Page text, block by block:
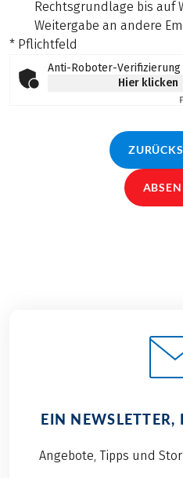
Rechtsgrundlage bis auf
Weitergabe an andere
* Pflichtfeld
Anti-Roboter-Verifizierung
Hier klicken
EIN
Angebote, Tipps und